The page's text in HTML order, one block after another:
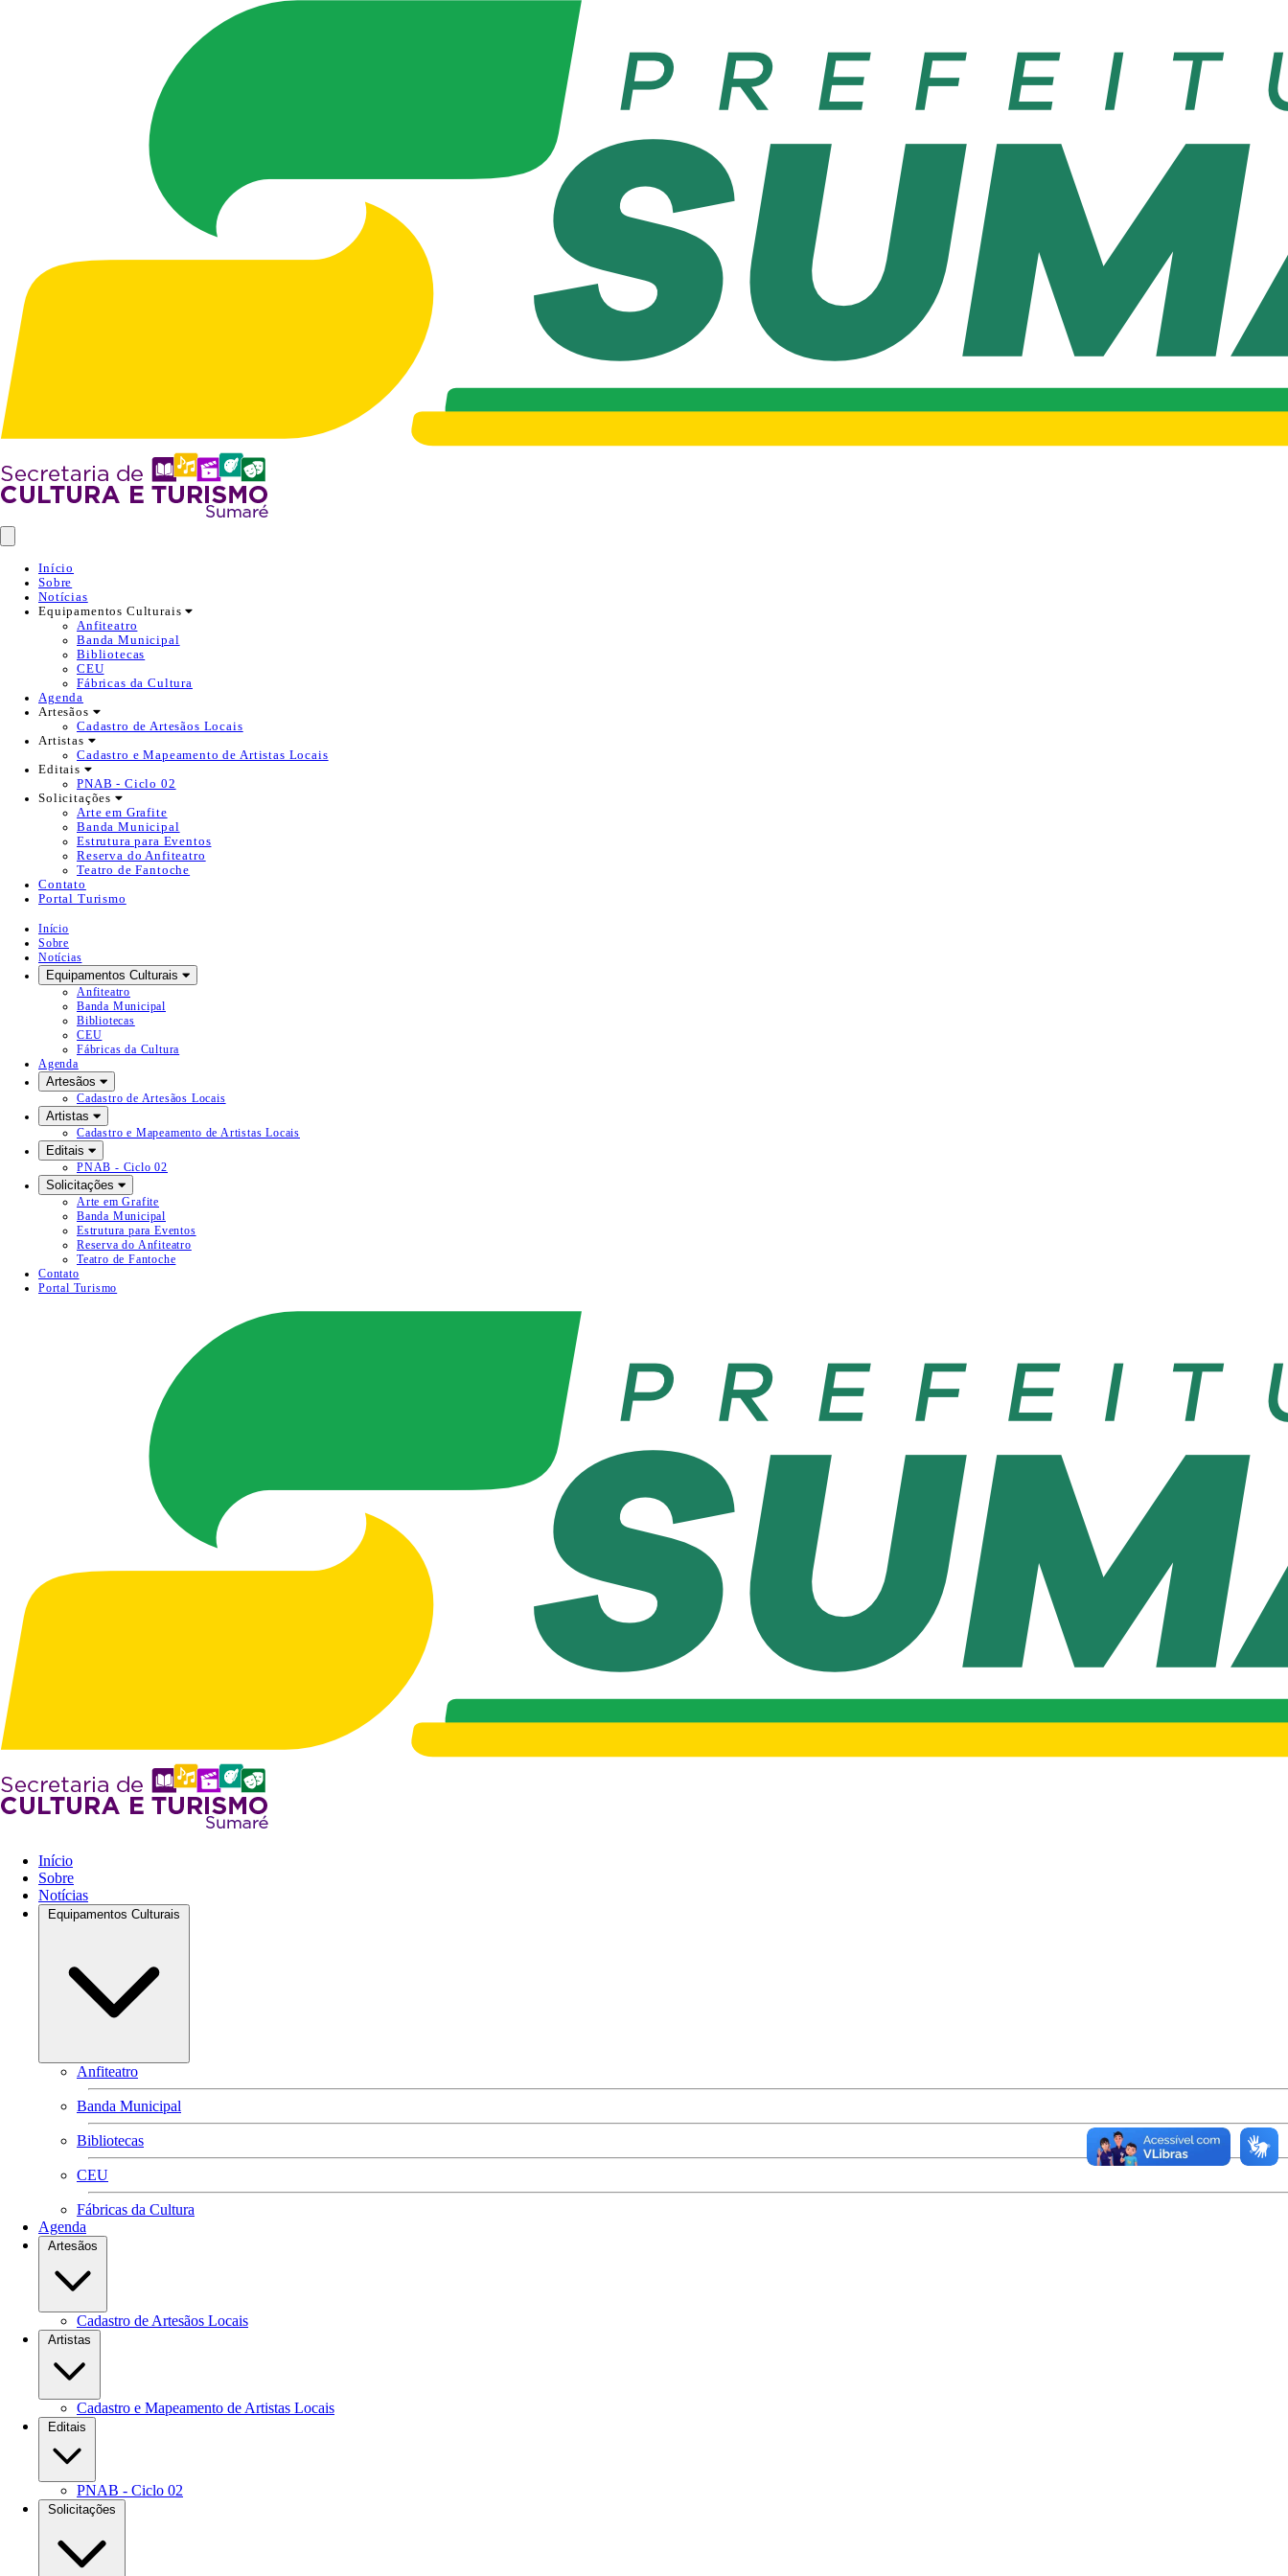
Início
Sobre
Notícias
Equipamentos Culturais
Anfiteatro
Banda Municipal
Bibliotecas
CEU
Fábricas da Cultura
Agenda
Artesãos
Cadastro de Artesãos Locais
Artistas
Cadastro e Mapeamento de Artistas Locais
Editais
PNAB - Ciclo 02
Solicitações
Arte em Grafite
Banda Municipal
Estrutura para Eventos
Reserva do Anfiteatro
Teatro de Fantoche
Contato
Portal Turismo
Início
Sobre
Notícias
Equipamentos Culturais
Anfiteatro
Banda Municipal
Bibliotecas
CEU
Fábricas da Cultura
Agenda
Artesãos
Cadastro de Artesãos Locais
Artistas
Cadastro e Mapeamento de Artistas Locais
Editais
PNAB - Ciclo 02
Solicitações
Arte em Grafite
Banda Municipal
Estrutura para Eventos
Reserva do Anfiteatro
Teatro de Fantoche
Contato
Portal Turismo
Início
Sobre
Notícias
Equipamentos Culturais
Anfiteatro
Banda Municipal
Bibliotecas
CEU
Fábricas da Cultura
Agenda
Artesãos
Cadastro de Artesãos Locais
Artistas
Cadastro e Mapeamento de Artistas Locais
Editais
PNAB - Ciclo 02
Solicitações